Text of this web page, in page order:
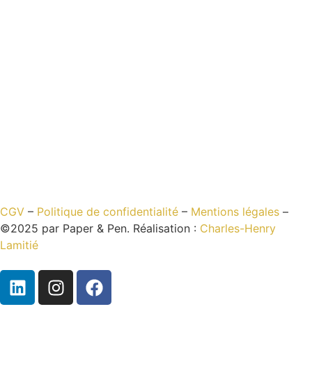
CGV – Politique de confidentialité – Mentions légales –
©2025 par Paper & Pen. Réalisation : Charles-Henry
Lamitié